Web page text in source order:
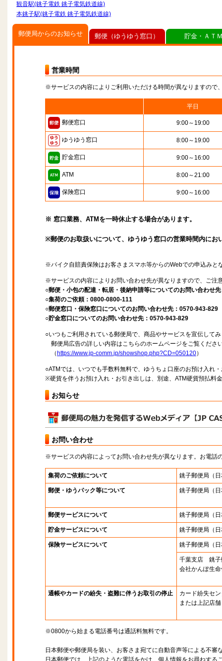
観音駅(銚子電鉄 銚子電気鉄道線)
本銚子駅(銚子電鉄 銚子電気鉄道線)
郵便局からのお知らせ
営業時間
※サービスの内容によりご利用いただける時間が異なりますので
平日
郵便窓口 9:00～19:00
ゆうゆう窓口 8:00～19:00
貯金窓口 9:00～16:00
ATM 8:00～21:00
保険窓口 9:00～16:00
※ 窓口業務、ATMを一時休止する場合があります。
※郵便のお取扱いについて、ゆうゆう窓口の営業時間内に
※バイク自賠責保険はお客さまスマホ等からのWebでの申込みと
※サービスの内容によりお問い合わせ先が異なりますので、ご注
○郵便・小包の配達・転居・後納申請等についてのお問い合わせ
○集荷のご依頼：0800-0800-111
○郵便窓口・保険窓口についてのお問い合わせ先：0570-943-829
○貯金窓口についてのお問い合わせ先：0570-943-829
○いつもご利用されている郵便局で、商品やサービスを宣伝して
郵便局広告の詳しい内容はこちらのホームページをご覧くださ
（ https://www.jp-comm.jp/showshop.php?CD=050120）
○ATMでは、いつでも手数料無料で、ゆうちょ口座のお預け入れ
※硬貨を伴うお預け入れ・お引き出しは、別途、ATM硬貨預払料
お知らせ
お問い合わせ
※サービスの内容によってお問い合わせ先が異なります。お電話
集荷のご依頼について 銚子郵便局 （
郵便・ゆうパック等について 銚子郵便局 （
郵便サービスについて 銚子郵便局 （
貯金サービスについて 銚子郵便局 （
保険サービスについて 銚子郵便局 （
千葉支店 銚子
会社かんぽ生
通帳やカードの紛失・盗難に伴うお取引の停止
カード紛失セ
または上記店舗
※0800から始まる電話番号は通話料無料です。
日本郵便や郵便局を装い、お客さま宛てに自動音声等による不審
郵便（ゆうゆう窓口） 貯金・ＡＴ